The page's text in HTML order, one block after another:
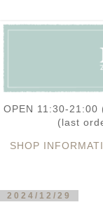
OPEN 11:30-
(last
SHOP
2024/12/29